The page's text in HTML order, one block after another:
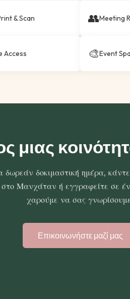
& Scan 👥Meeting
Access 🎨Event
μιας
δωρεάν δοκιμαστική ημέρα,
Μανχάταν ή εγγραφείτε σε
χαρούμε να σας
Επικοινωνήστε μαζί μας